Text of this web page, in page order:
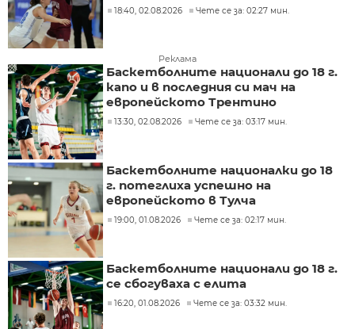
18:40, 02.08.2026 Чете се за: 02:27 мин.
Реклама
Баскетболните национали до 18 г.
капо и в последния си мач на
европейското Трентино
13:30, 02.08.2026 Чете се за: 03:17 мин.
Баскетболните националки до 18
г. потеглиха успешно на
европейското в Тулча
19:00, 01.08.2026 Чете се за: 02:17 мин.
Баскетболните национали до 18 г.
се сбогуваха с елита
16:20, 01.08.2026 Чете се за: 03:32 мин.